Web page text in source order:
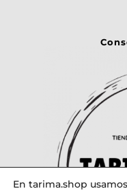
En tarima.shop